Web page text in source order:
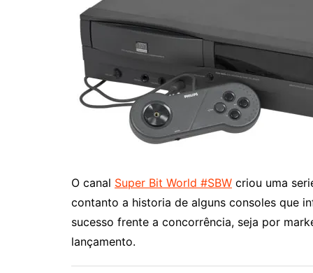
O canal Super Bit World #SBW criou uma
contanto a historia de alguns consoles que
sucesso frente a concorrência, seja por
lançamento.